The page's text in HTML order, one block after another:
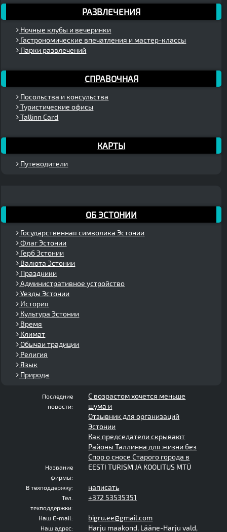
РАЗВЛЕЧЕНИЯ
Ночные клубы и вечеринки
Гастрономические впечатления и мастер-классы
Парки развлечений
СПРАВОЧНАЯ
Посольства и консульства
Туристические офисы
Tallinn Card
КАРТЫ
Путеводители
ОБ ЭСТОНИИ
Государственная символика Эстонии
Флаг Эстонии
Герб Эстонии
Валюта Эстонии
Праздники
Административное устройство
Уезды Эстонии
История
Культура Эстонии
Время
Климат
Обычаи традиции
Религия
Язык
Природа
Последние
новости:
С возрастом хочется меньше
шума и
Отзывник для организаций
Эстонии
Как председатели скрывают
Районы Таллинна для жизни без
Спор о сносе Старого города в
Название
фирмы:
EESTI TURISM JA KOOLITUS MTÜ
В техподдержку: написать
Тел.
техподдержки:
+372 53535351
Наш E-mail: bigru.ee@gmail.com
Наш адрес: Harju maakond, Lääne-Harju vald,